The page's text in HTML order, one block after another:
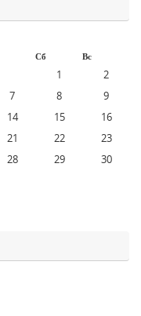
Сб Вс
1
2
7 8
9
14 15
16
21 22
23
28 29
30